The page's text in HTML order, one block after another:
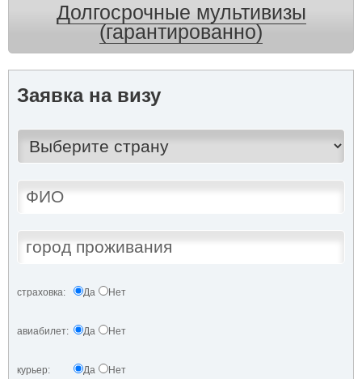
Долгосрочные мультивизы
(гарантированно)
Заявка на визу
страховка: Да Нет
авиабилет: Да Нет
курьер: Да Нет